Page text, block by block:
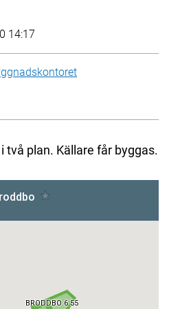
14:17
två plan. Källare får byggas.